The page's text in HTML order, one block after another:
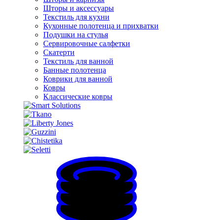
Шторы и аксессуары
Текстиль для кухни
Кухонные полотенца и прихватки
Подушки на стулья
Сервировочные салфетки
Скатерти
Текстиль для ванной
Банные полотенца
Коврики для ванной
Ковры
Классические ковры